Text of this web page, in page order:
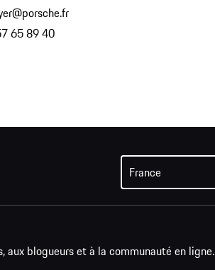
65 89 40
France
aux blogueurs et à la communauté en ligne.